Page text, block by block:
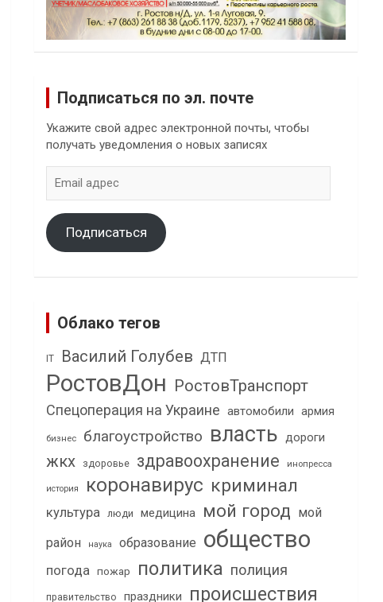
Подписаться по эл. почте
Укажите свой адрес электронной почты, чтобы
получать уведомления о новых записях
адрес
Подписаться
Облако тегов
IT Василий Голубев ДТП
РостовДон РостовТранспорт
Спецоперация на Украине автомобили армия
бизнес благоустройство власть дороги
жкх здоровье здравоохранение инопресса
история коронавирус криминал
культура люди медицина мой город мой
район
наука образование общество
погода пожар политика полиция
правительство праздники происшествия